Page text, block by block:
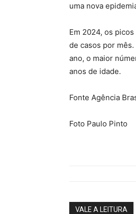
uma nova
Em 2024, os
de casos por
ano, o maior
anos de idade.
Fonte Agência
Foto Paulo Pinto
VALE A LEITURA